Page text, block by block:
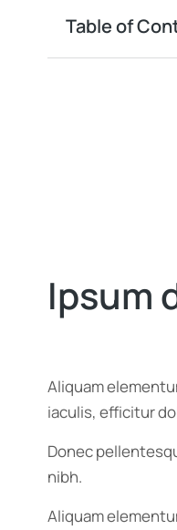
Table of
Ipsum
Aliquam
iaculis, efficitur
Donec
nibh.
Aliquam